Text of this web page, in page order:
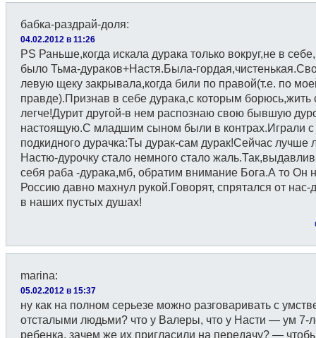
бабка-раздрай-доля:
04.02.2012 в 11:26
PS Раньше,когда искала дурака только вокруг,не в
было Тьма-дураков+Настя.Была-
левую щеку закрывала,когда били по правой(т.е. по
правде).Признав в себе дурака,с которым борюсь,жить
легче!Дурит другой-в нем распознаю свою бывшую
настоящую.С младшим сыном были в контрах.Играли
подкидного дурачка:Ты дурак-сам дурак!Сейчас лучше
Настю-дурочку стало немного стало
себя раба -дурака,мб, обратим внимание Бога.А то Он
Россию давно махнул рукой.Говорят, спрятался от нас-
в наших пустых душах!
marina:
05.02.2012 в 15:37
ну как на полном серьезе можно разговаривать с
отсталыми людьми? что у Валеры, что у Насти — ум 7-
ребенка. зачем же их пригласили на передачу? —